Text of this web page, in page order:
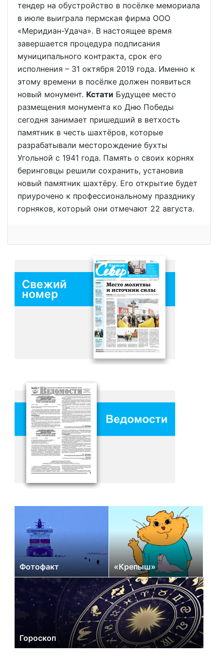
тендер на обустройство в посёлке мемориала
в июле выиграла пермская фирма ООО
«Меридиан-Удача». В настоящее время
завершается процедура подписания
муниципального контракта, срок его
исполнения – 31 октября 2019 года. Именно к
этому времени в посёлке должен появиться
новый монумент. Кстати Будущее место
размещения монумента ко Дню Победы
сегодня занимает пришедший в ветхость
памятник в честь шахтёров, которые
разрабатывали месторождение бухты
Угольной с 1941 года. Память о своих корнях
беринговцы решили сохранить, установив
новый памятник шахтёру. Его открытие будет
приурочено к профессиональному празднику
горняков, который они отмечают 22 августа.
Свежий
номер
Фотофакт «Крепыш»
Гороскоп